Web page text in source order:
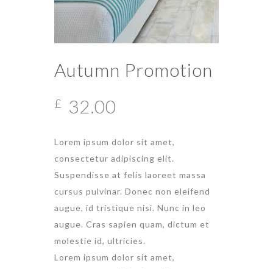
Autumn Promotion
£ 32.00
Lorem ipsum dolor sit amet,
consectetur adipiscing elit.
Suspendisse at felis laoreet massa
cursus pulvinar. Donec non eleifend
augue, id tristique nisi. Nunc in leo
augue. Cras sapien quam, dictum et
molestie id, ultricies.
Lorem ipsum dolor sit amet,